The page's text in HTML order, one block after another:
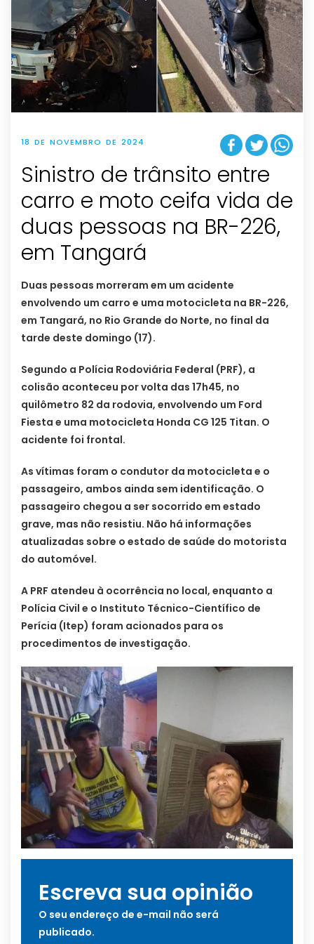
18 DE NOVEMBRO DE 2024
Sinistro de trânsito entre
carro e moto ceifa vida de
duas pessoas na BR-226,
em Tangará
Duas pessoas morreram em um acidente
envolvendo um carro e uma motocicleta na BR-226,
em Tangará, no Rio Grande do Norte, no final da
tarde deste domingo (17).
Segundo a Polícia Rodoviária Federal (PRF), a
colisão aconteceu por volta das 17h45, no
quilômetro 82 da rodovia, envolvendo um Ford
Fiesta e uma motocicleta Honda CG 125 Titan. O
acidente foi frontal.
As vítimas foram o condutor da motocicleta e o
passageiro, ambos ainda sem identificação. O
passageiro chegou a ser socorrido em estado
grave, mas não resistiu. Não há informações
atualizadas sobre o estado de saúde do motorista
do automóvel.
A PRF atendeu à ocorrência no local, enquanto a
Polícia Civil e o Instituto Técnico-Científico de
Perícia (Itep) foram acionados para os
procedimentos de investigação.
Escreva sua opinião
O seu endereço de e-mail não será
publicado.